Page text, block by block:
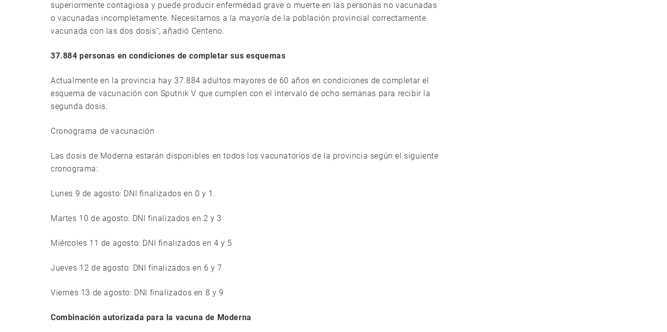
superiormente contagiosa y puede producir enfermedad grave o muerte en las personas no vacunadas
o vacunadas incompletamente. Necesitamos a la mayoría de la población provincial correctamente
vacunada con las dos dosis”, añadió Centeno.
37.884 personas en condiciones de completar sus esquemas
Actualmente en la provincia hay 37.884 adultos mayores de 60 años en condiciones de completar el
esquema de vacunación con Sputnik V que cumplen con el intervalo de ocho semanas para recibir la
segunda dosis.
Cronograma de vacunación
Las dosis de Moderna estarán disponibles en todos los vacunatorios de la provincia según el siguiente
cronograma:
Lunes 9 de agosto: DNI finalizados en 0 y 1.
Martes 10 de agosto: DNI finalizados en 2 y 3
Miércoles 11 de agosto: DNI finalizados en 4 y 5
Jueves 12 de agosto: DNI finalizados en 6 y 7
Viernes 13 de agosto: DNI finalizados en 8 y 9
Combinación autorizada para la vacuna de Moderna